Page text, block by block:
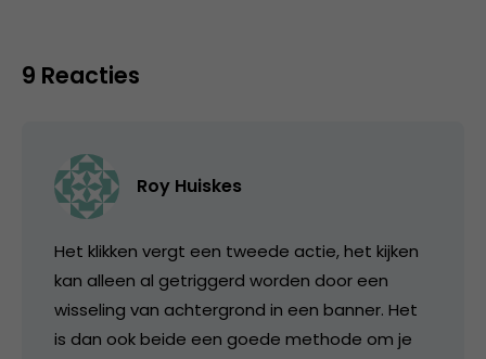
9 Reacties
Roy Huiskes
Het klikken vergt een tweede actie, het kijken
kan alleen al getriggerd worden door een
wisseling van achtergrond in een banner. Het
is dan ook beide een goede methode om je